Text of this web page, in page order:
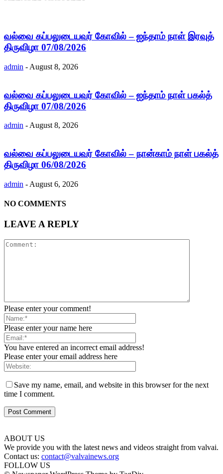
வல்வை கப்பலுடையவர் கோவில் – ஐந்தாம் நாள் இரவுத்
திருவிழா 07/08/2026
admin - August 8, 2026
வல்வை கப்பலுடையவர் கோவில் – ஐந்தாம் நாள் பகல்த்
திருவிழா 07/08/2026
admin - August 8, 2026
வல்வை கப்பலுடையவர் கோவில் – நான்காம் நாள் பகல்த்
திருவிழா 06/08/2026
admin - August 6, 2026
NO COMMENTS
LEAVE A REPLY
Please enter your comment!
Please enter your name here
You have entered an incorrect email address!
Please enter your email address here
Save my name, email, and website in this browser for the next
time I comment.
ABOUT US
We provide you with the latest news and videos straight from valvai.
Contact us: contact@valvainews.org
FOLLOW US